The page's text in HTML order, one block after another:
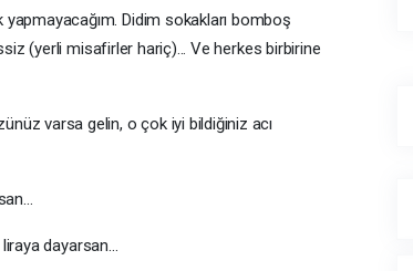
Didim sokakları bomboş
(yerli misafirler hariç)... Ve herkes birbirine
varsa gelin, o çok iyi bildiğiniz acı
liraya dayarsan...